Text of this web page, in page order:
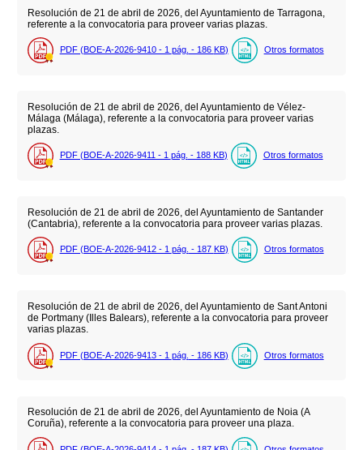
Resolución de 21 de abril de 2026, del Ayuntamiento de Tarragona,
referente a la convocatoria para proveer varias plazas.
PDF (BOE-A-2026-9410 - 1 pág. - 186 KB) Otros formatos
Resolución de 21 de abril de 2026, del Ayuntamiento de Vélez-
Málaga (Málaga), referente a la convocatoria para proveer varias
plazas.
PDF (BOE-A-2026-9411 - 1 pág. - 188 KB) Otros formatos
Resolución de 21 de abril de 2026, del Ayuntamiento de Santander
(Cantabria), referente a la convocatoria para proveer varias plazas.
PDF (BOE-A-2026-9412 - 1 pág. - 187 KB) Otros formatos
Resolución de 21 de abril de 2026, del Ayuntamiento de Sant Antoni
de Portmany (Illes Balears), referente a la convocatoria para proveer
varias plazas.
PDF (BOE-A-2026-9413 - 1 pág. - 186 KB) Otros formatos
Resolución de 21 de abril de 2026, del Ayuntamiento de Noia (A
Coruña), referente a la convocatoria para proveer una plaza.